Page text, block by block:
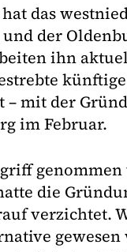
das
der
ihn
– mit der
im Februar.
die
verzichtet.
gewesen